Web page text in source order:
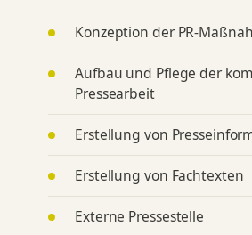
Konzeption der PR-
Aufbau und Pflege der
Pressearbeit
Erstellung von
Erstellung von Fachtexten
Externe Pressestelle